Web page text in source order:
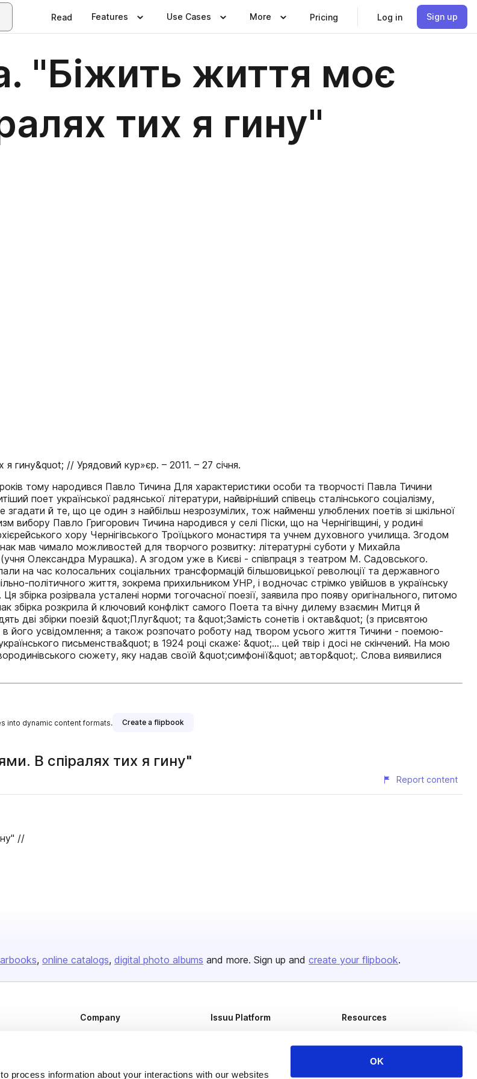
process information about your interactions with our websites
OK
Read Features Use Cases More Pricing Log in Sign up
"Біжить життя моє
тих я гину"
гину&quot; // Урядовий кур»єр. – 2011. – 27 січня.
тому народився Павло Тичина Для характеристики особи та творчості Павла Тичини
поет української радянської літератури, найвірніший співець сталінського соціалізму,
й те, що це один з найбільш незрозумілих, тож найменш улюблених поетів зі шкільної
Павло Григорович Тичина народився у селі Піски, що на Чернігівщині, у родині
хору Чернігівського Троїцького монастиря та учнем духовного училища. Згодом
мав чимало можливостей для творчого розвитку: літературні суботи у Михайла
Олександра Мурашка). А згодом уже в Києві - співпраця з театром М. Садовського.
на час колосальних соціальних трансформацій більшовицької революції та державного
політичного життя, зокрема прихильником УНР, і водночас стрімко увійшов в українську
збірка розірвала усталені норми тогочасної поезії, заявила про появу оригінального, питомо
збірка розкрила й ключовий конфлікт самого Поета та вічну дилему взаємин Митця й
дві збірки поезій &quot;Плуг&quot; та &quot;Замість сонетів і октав&quot; (з присвятою
в його усвідомлення; а також розпочато роботу над твором усього життя Тичини - поемою-
письменства&quot; в 1924 році скаже: &quot;... цей твір і досі не скінчений. На мою
сюжету, яку надав своїй &quot;симфонії&quot; автор&quot;. Слова виявилися
into dynamic content formats. Create a flipbook
В спіралях тих я гину"
Report content
//
online catalogs digital photo albums and more. Sign up and create your flipbook.
Company
Plans & Pricing
Issuu Platform
Flipbook
Resources
Publisher Directory
Redeem Code